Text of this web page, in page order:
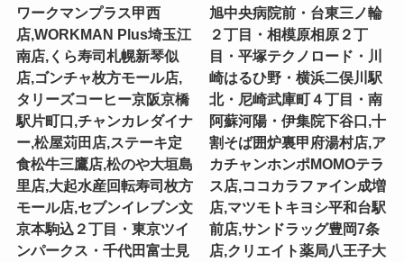
ワークマンプラス甲西
店,WORKMAN Plus埼玉江
南店,くら寿司札幌新琴似
店,ゴンチャ枚方モール店,
タリーズコーヒー京阪京橋
駅片町口,チャンカレダイナ
ー,松屋苅田店,ステーキ定
食松牛三鷹店,松のや大垣島
里店,大起水産回転寿司枚方
モール店,セブンイレブン文
京本駒込２丁目・東京ツイ
ンパークス・千代田富士見
旭中央病院前・台東三ノ輪
２丁目・相模原相原２丁
目・平塚テクノロード・川
崎はるひ野・横浜二俣川駅
北・尼崎武庫町４丁目・南
阿蘇河陽・伊集院下谷口,十
割そば囲炉裏甲府湯村店,ア
カチャンホンポMOMOテラ
ス店,ココカラファイン成増
店,マツモトキヨシ平和台駅
前店,サンドラッグ豊岡7条
店,クリエイト薬局八王子大